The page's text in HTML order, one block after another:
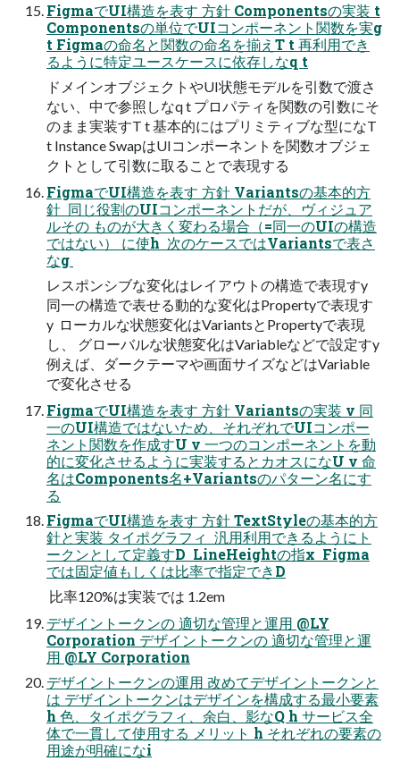
FigmaでUI構造を表す 方針 Componentsの実装 t
Componentsの単位でUIコンポーネント関数を実g
t Figmaの命名と関数の命名を揃えT t 再利用でき
るように特定ユースケースに依存しなq t
ドメインオブジェクトやUI状態モデルを引数で渡さ
ない、中で参照しなq t プロパティを関数の引数にそ
のまま実装すT t 基本的にはプリミティブな型になT
t Instance SwapはUIコンポーネントを関数オブジェ
クトとして引数に取ることで表現する
FigmaでUI構造を表す 方針 Variantsの基本的方
針  同じ役割のUIコンポーネントだが、ヴィジュア
ルその ものが大きく変わる場合（=同一のUIの構造
ではない） に使h  次のケースではVariantsで表さ
なg 
レスポンシブな変化はレイアウトの構造で表現すy 
同一の構造で表せる動的な変化はPropertyで表現す
y  ローカルな状態変化はVariantsとPropertyで表現
し、 グローバルな状態変化はVariableなどで設定すy 
例えば、ダークテーマや画面サイズなどはVariable
で変化させる
FigmaでUI構造を表す 方針 Variantsの実装 v 同
一のUI構造ではないため、それぞれでUIコンポー
ネント関数を作成すU v 一つのコンポーネントを動
的に変化させるように実装するとカオスになU v 命
名はComponents名+Variantsのパターン名にす
る
FigmaでUI構造を表す 方針 TextStyleの基本的方
針と実装 タイポグラフィ  汎用利用できるようにト
ークンとして定義すD  LineHeightの指x  Figma
では固定値もしくは比率で指定できD
 比率120%は実装では 1.2em
デザイントークンの 適切な管理と運用 @LY
Corporation デザイントークンの 適切な管理と運
用 @LY Corporation
デザイントークンの運用 改めてデザイントークンと
は デザイントークンはデザインを構成する最小要素
h 色、タイポグラフィ、余白、影なQ h サービス全
体で一貫して使用する メリット h それぞれの要素の
用途が明確になi